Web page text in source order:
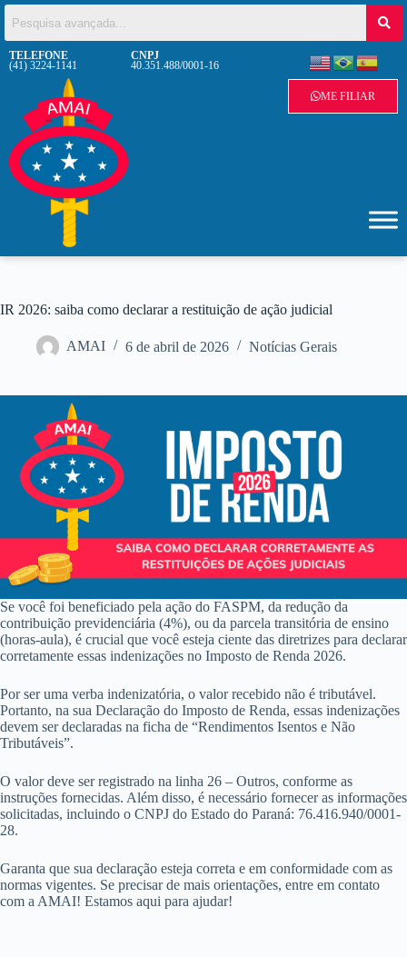
TELEFONE
(41) 3224-1141
CNPJ
40.351.488/0001-16
ME FILIAR
IR 2026: saiba como declarar a restituição de ação judicial
AMAI 6 de abril de 2026 Notícias Gerais
Se você foi beneficiado pela ação do FASPM, da redução da
contribuição previdenciária (4%), ou da parcela transitória de ensino
(horas-aula), é crucial que você esteja ciente das diretrizes para declarar
corretamente essas indenizações no Imposto de Renda 2026.
Por ser uma verba indenizatória, o valor recebido não é tributável.
Portanto, na sua Declaração do Imposto de Renda, essas indenizações
devem ser declaradas na ficha de “Rendimentos Isentos e Não
Tributáveis”.
O valor deve ser registrado na linha 26 – Outros, conforme as
instruções fornecidas. Além disso, é necessário fornecer as informações
solicitadas, incluindo o CNPJ do Estado do Paraná: 76.416.940/0001-
28.
Garanta que sua declaração esteja correta e em conformidade com as
normas vigentes. Se precisar de mais orientações, entre em contato
com a AMAI! Estamos aqui para ajudar!